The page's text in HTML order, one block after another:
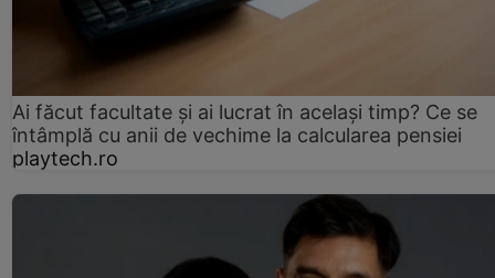
Ai făcut facultate și ai lucrat în același timp? Ce se
întâmplă cu anii de vechime la calcularea pensiei
playtech.ro